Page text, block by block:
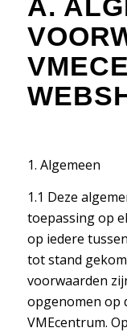
A.
1. Algemeen
1.1 Deze
toepassing op
op iedere
tot stand
voorwaarden
opgenomen op
VMEcentrum.